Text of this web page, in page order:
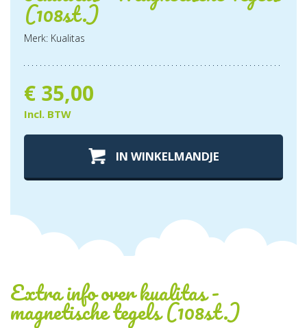
(108st.)
Merk: Kualitas
€ 35,00
Incl. BTW
IN WINKELMANDJE
Extra info overkualitas -
magnetische tegels (108st.)